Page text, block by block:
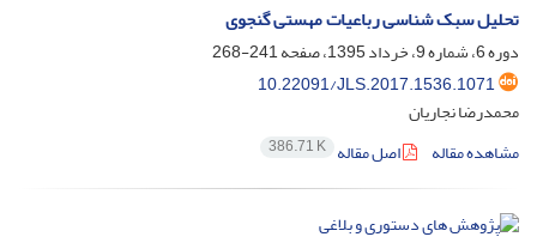
تحلیل سبک شناسی رباعیات مهستی گنجوی
دوره 6، شماره 9، خرداد 1395، صفحه
241-268
10.22091/JLS.2017.1536.1071
محمدرضا نجاریان
مشاهده مقاله
اصل مقاله 386.71 K